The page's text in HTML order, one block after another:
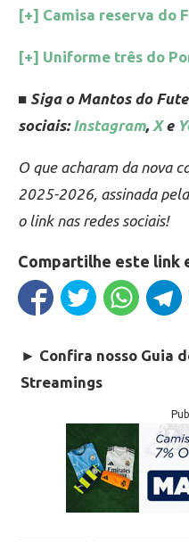
[+] Camisa reserva do
[+] Uniforme três do
■ Siga o Mantos do
sociais: Instagram, Xe
O que acharam da nova
2025-2026, assinada
o link nas redes sociais!
Compartilhe este link
► Confira nosso Guia
Streamings